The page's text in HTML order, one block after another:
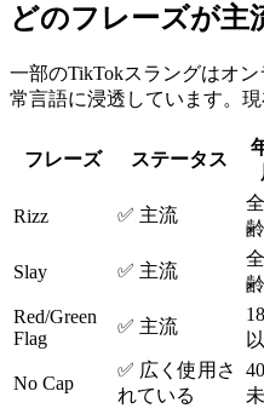
どのフレーズが主
一部のTikTokスラングはオ
常言語に浸透しています。
フレーズ ステータス
Rizz ✅ 主流
齢
Slay ✅ 主流
齢
Red/Green
Flag
✅ 主流
No Cap
✅ 広く使用さ
れている